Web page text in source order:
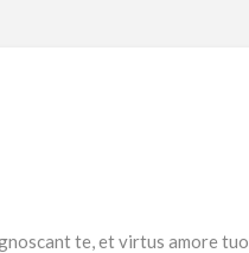
te, et virtus amore